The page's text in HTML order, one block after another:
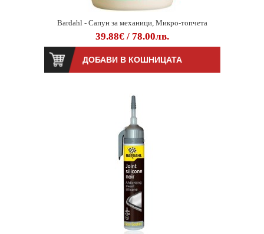
Bardahl - Сапун за механици, Микро-топчета
39.88€ / 78.00лв.